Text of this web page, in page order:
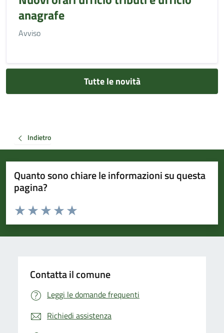
anagrafe
Avviso
Tutte le novità
Indietro
Quanto sono chiare le informazioni su questa
pagina?
Valuta da 1 a 5 stelle la pagina
Valuta 5 stelle su 5
Valuta 4 stelle su 5
Valuta 3 stelle su 5
Valuta 2 stelle su 5
Valuta 1 stelle su 5
Contatta il comune
Leggi le domande frequenti
Richiedi assistenza